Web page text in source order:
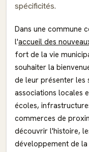
spécificités.
Dans une commune
l'accueil des
fort de la vie
souhaiter la
de leur présenter les
associations locales
écoles,
commerces de
découvrir l'histoire,
développement de la